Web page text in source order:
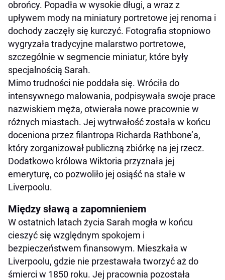
obrońcy. Popadła w wysokie długi, a wraz z
upływem mody na miniatury portretowe jej renoma i
dochody zaczęły się kurczyć. Fotografia stopniowo
wygryzała tradycyjne malarstwo portretowe,
szczególnie w segmencie miniatur, które były
specjalnością Sarah.
Mimo trudności nie poddała się. Wróciła do
intensywnego malowania, podpisywała swoje prace
nazwiskiem męża, otwierała nowe pracownie w
różnych miastach. Jej wytrwałość została w końcu
doceniona przez filantropa Richarda Rathbone’a,
który zorganizował publiczną zbiórkę na jej rzecz.
Dodatkowo królowa Wiktoria przyznała jej
emeryturę, co pozwoliło jej osiąść na stałe w
Liverpoolu.
Między sławą a zapomnieniem
W ostatnich latach życia Sarah mogła w końcu
cieszyć się względnym spokojem i
bezpieczeństwem finansowym. Mieszkała w
Liverpoolu, gdzie nie przestawała tworzyć aż do
śmierci w 1850 roku. Jej pracownia pozostała